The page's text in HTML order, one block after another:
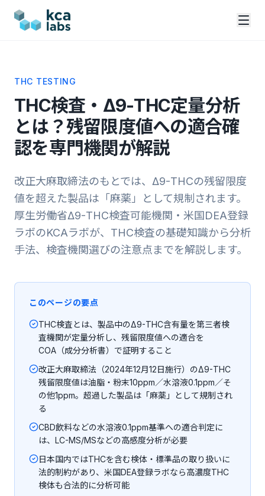
THC TESTING
THC検査・Δ9-THC定量分析
とは？残留限度値への適合確
認を専門機関が解説
改正大麻取締法のもとでは、Δ9-THCの残留限度
値を超えた製品は「麻薬」として規制されます。
厚生労働省Δ9-THC検査可能機関・米国DEA登録
ラボのKCAラボが、THC検査の基礎知識から分析
手法、検査機関選びの注意点までを解説します。
このページの要点
THC検査とは、製品中のΔ9-THC含有量を第三者検
査機関が定量分析し、残留限度値への適合を
COA（成分分析書）で証明すること
改正大麻取締法（2024年12月12日施行）のΔ9-THC
残留限度値は油脂・粉末10ppm／水溶液0.1ppm／そ
の他1ppm。超過した製品は「麻薬」として規制され
る
CBD飲料などの水溶液0.1ppm基準への適合判定に
は、LC-MS/MSなどの高感度分析が必要
日本国内ではTHCを含む検体・標準品の取り扱いに
法的制約があり、米国DEA登録ラボなら高濃度THC
検体も合法的に分析可能